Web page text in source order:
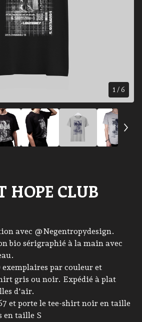
1 / 6
HOPE CLUB
avec @Negentropydesign.
bio sérigraphié à la main avec
par couleur et
gris ou noir. Expédié à plat
d'air.
et porte le tee-shirt noir en taille
en taille S